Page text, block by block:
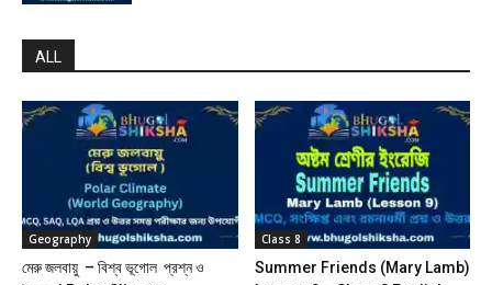
ALL
Geography
মেরু জলবায়ু – বিশ্ব ভূগোল প্রশ্ন ও
Class 8
Summer Friends (Mary Lamb)